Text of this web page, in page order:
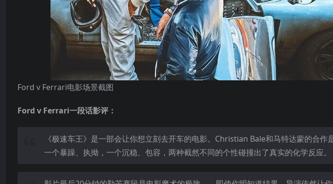
Ford v Ferrari电影场景截图
Ford v Ferrari一段话影评：
《极速车王》是一部会让你想立刻去开车的电影。Christian Bale和马特达蒙的合
一个暴躁、执拗，一个沉稳、包容，两种截然不同的个性碰撞出了真实的化学反应。